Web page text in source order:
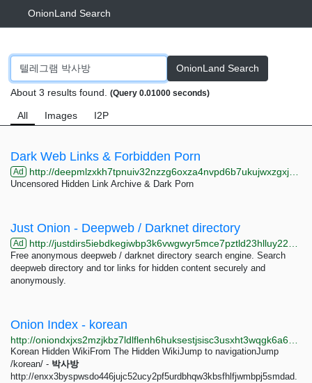
OnionLand Search
OnionLand Search
About 3 results found. (Query 0.01000 seconds)
All Images I2P
Dark Web Links & Forbidden Porn
Ad http://deepmlzxkh7tpnuiv32nzzg6oxza4nvpd6b7ukujwxzgxj2f33johuqd.onion
Uncensored Hidden Link Archive & Dark Porn
Just Onion - Deepweb / Darknet directory
Ad http://justdirs5iebdkegiwbp3k6vwgwyr5mce7pztld23hlluy22ox4r3iad.onion
Free anonymous deepweb / darknet directory search engine. Search
deepweb directory and tor links for hidden content securely and
anonymously.
Onion Index - korean
Korean Hidden WikiFrom The Hidden WikiJump to navigationJump
/korean/ - 박사방
http://enxx3byspwsdo446jujc52ucy2pf5urdbhqw3kbsfhlfjwmbpj5smdad.